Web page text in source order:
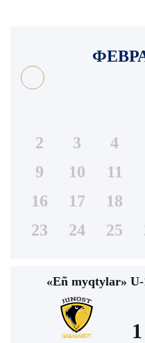
2
3 4
9
10 11
16
17 18
23
24 25
«Eñ myqtylar» U-
1